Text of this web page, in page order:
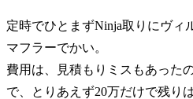
定時でひとまずNinja取りにヴィ
マフラーでかい。
費用は、見積もりミスもあった
で、とりあえず20万だけで残り